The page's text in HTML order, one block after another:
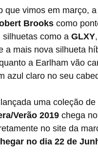
Brooks como
silhuetas como a GLXY
a mais nova silhueta
a Earlham vão
azul claro no seu
Verão 2019 chega
no site da
no dia 22 de